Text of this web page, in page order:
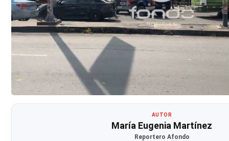
AUTOR
María Eugenia Martínez
Reportero Afondo